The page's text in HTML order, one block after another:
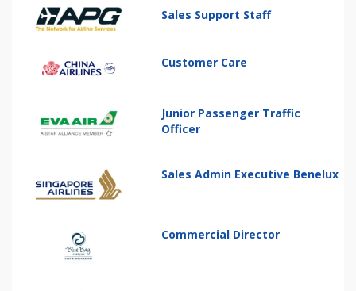
Sales Support Staff
Customer Care
Junior Passenger Traffic
Officer
Sales Admin Executive Benelux
Commercial Director